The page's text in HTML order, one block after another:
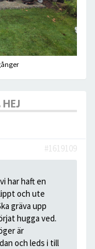
#1619109
har haft en
och ute
gräva upp
hugga ved.
är
och leds i till